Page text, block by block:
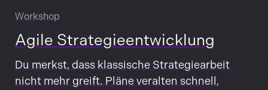
Workshop
Agile Strategieentwicklung
Du merkst, dass klassische Strategiearbeit
nicht mehr greift. Pläne veralten schnell,